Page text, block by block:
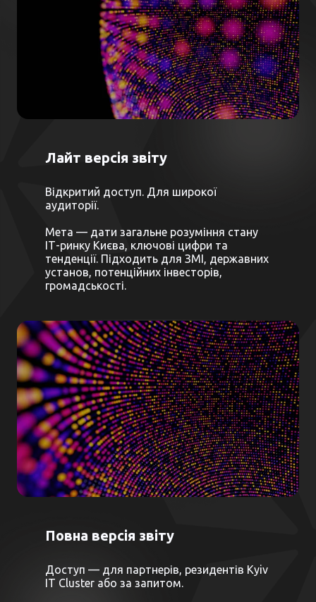
Лайт версія звіту
Відкритий доступ. Для широкої
аудиторії.
Мета — дати загальне розуміння стану
ІТ-ринку Києва, ключові цифри та
тенденції. Підходить для ЗМІ, державних
установ, потенційних інвесторів,
громадськості.
Повна версія звіту
Доступ — для партнерів, резидентів Kyiv
IT Cluster або за запитом.